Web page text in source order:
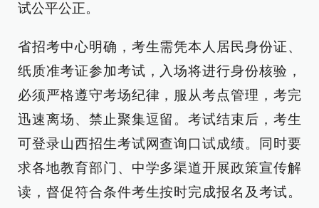
试公平公正。
省招考中心明确，考生需凭本人居民身份证、
纸质准考证参加考试，入场将进行身份核验，
必须严格遵守考场纪律，服从考点管理，考完
迅速离场、禁止聚集逗留。考试结束后，考生
可登录山西招生考试网查询口试成绩。同时要
求各地教育部门、中学多渠道开展政策宣传解
读，督促符合条件考生按时完成报名及考试。